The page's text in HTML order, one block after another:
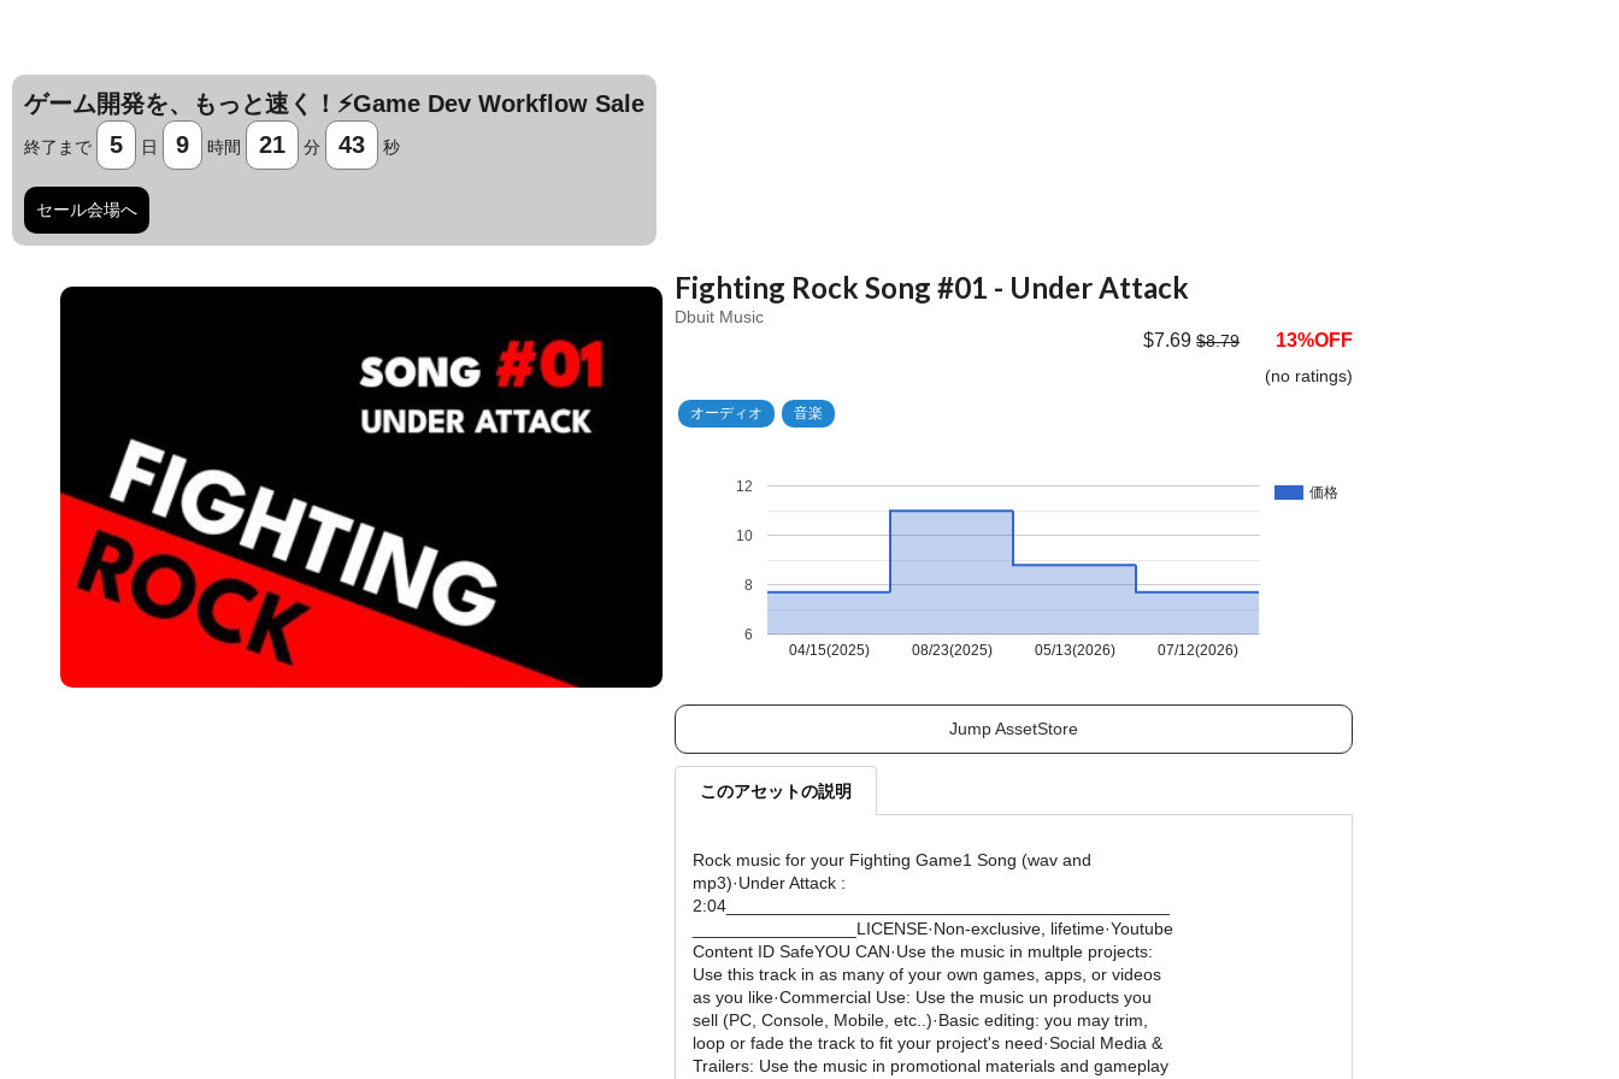
ゲーム開発を、もっと速く！⚡️Game Dev Workflow Sale
終了まで 5 日 9 時間 21 分 42 秒
セール会場へ
Fighting Rock Song #01 - Under Attack
Dbuit Music
$7.69$8.79 13%OFF
(no ratings)
オーディオ 音楽
価格
04/15(2025) 08/23(2025) 05/13(2026) 07/12(2026)
6
8
10
12
Jump AssetStore
このアセットの説明
Rock music for your Fighting Game1 Song (wav and
mp3)·Under Attack :
2:04______________________________________________
_________________LICENSE·Non-exclusive, lifetime·Youtube
Content ID SafeYOU CAN·Use the music in multple projects:
Use this track in as many of your own games, apps, or videos
as you like·Commercial Use: Use the music un products you
sell (PC, Console, Mobile, etc..)·Basic editing: you may trim,
loop or fade the track to fit your project's need·Social Media &
Trailers: Use the music in promotional materials and gameplay